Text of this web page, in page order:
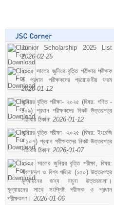
Junior Scholarship 2025 List
2026-02-25
২০২৫ সালের জুনিয়র বৃত্তি পরীক্ষার পরীক্ষক
ও প্রধান পরীক্ষকদের প্রয়োজনীয় ফরম
2026-01-12
জুনিয়র বৃত্তি পরীক্ষা- ২০২৫ (বিষয়: গণিত -
১০৯) প্রধান পরীক্ষকদের নিকট উত্তরপত্র
পাঠাবার ঠিকানা 2026-01-12
জুনিয়র বৃত্তি পরীক্ষা- ২০২৫ (বিষয়: ইংরেজি
- ১০৭) প্রধান পরীক্ষকদের নিকট উত্তরপত্র
পাঠাবার ঠিকানা 2026-01-07
২০২৫ সালের জুনিয়র বৃত্তি পরীক্ষা, বিষয়:
বাংলাদেশ ও বিশ্ব পরিচয় (১৫০) উত্তরপত্র
মূল্যায়নের জন্য নমুনা উত্তরমালা।
মূল্যায়নের সাথে সংশ্লিষ্ট পরীক্ষক ও প্রধান
পরীক্ষকগণ। 2026-01-06